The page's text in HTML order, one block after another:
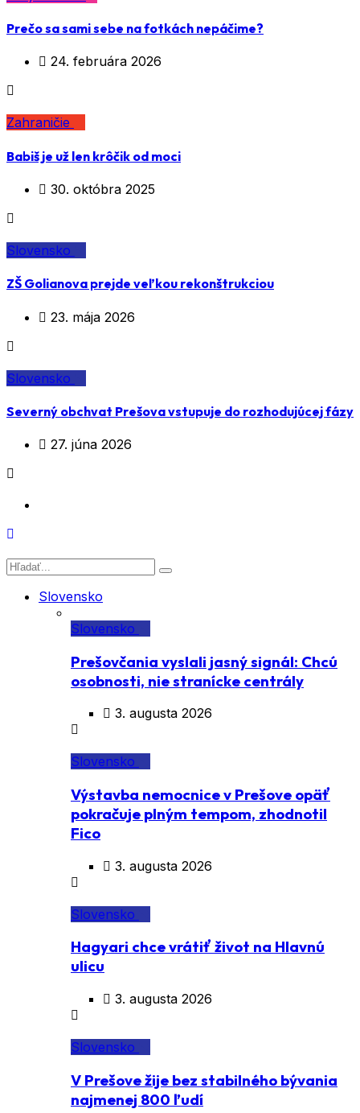
Prečo sa sami sebe na fotkách nepáčime?
24. februára 2026
Zahraničie
Babiš je už len krôčik od moci
30. októbra 2025
Slovensko
ZŠ Golianova prejde veľkou rekonštrukciou
23. mája 2026
Slovensko
Severný obchvat Prešova vstupuje do rozhodujúcej fázy
27. júna 2026
Slovensko
Slovensko
Prešovčania vyslali jasný signál: Chcú
osobnosti, nie stranícke centrály
3. augusta 2026
Slovensko
Výstavba nemocnice v Prešove opäť
pokračuje plným tempom, zhodnotil
Fico
3. augusta 2026
Slovensko
Hagyari chce vrátiť život na Hlavnú
ulicu
3. augusta 2026
Slovensko
V Prešove žije bez stabilného bývania
najmenej 800 ľudí